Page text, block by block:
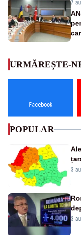
7
URMĂREȘTE-
Facebook
POPULAR
3
3